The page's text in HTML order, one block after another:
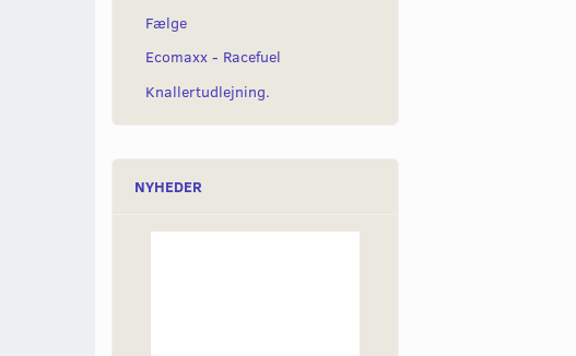
Fælge
Ecomaxx - Racefuel
Knallertudlejning.
NYHEDER